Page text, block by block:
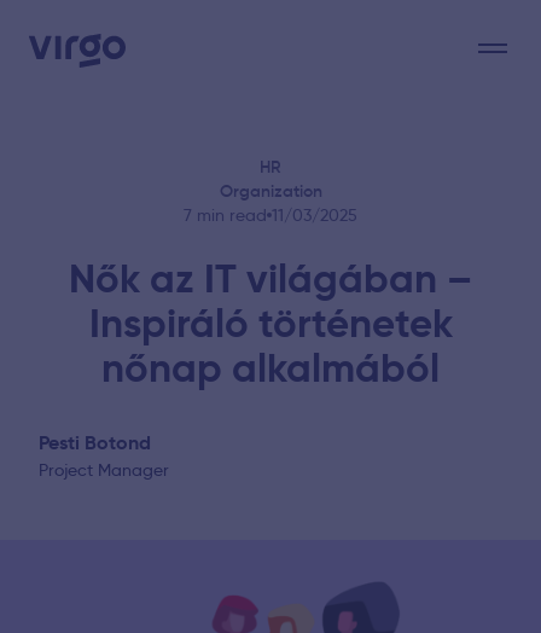
Virgo: Digital Solutions for Human Experience
HR
Organization
7 min read 11/03/2025
Nők az IT világában –
Inspiráló történetek
nőnap alkalmából
Pesti Botond
Project Manager